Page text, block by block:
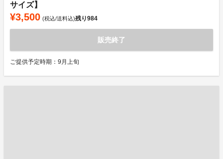
サイズ】
¥3,500 (税込/送料込)残り984
販売終了
ご提供予定時期：9月上旬